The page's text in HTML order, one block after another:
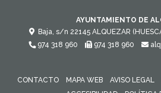
AYUNTAMIENTO DE
Baja, s/n 22145 ALQUEZAR
974 318 960
974 318 960
CONTACTO MAPA WEB AVISO LEGAL